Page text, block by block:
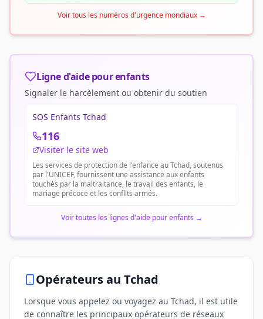
Voir tous les numéros d'urgence mondiaux→
Ligne d'aide pour enfants
Signaler le harcèlement ou obtenir du soutien
SOS Enfants Tchad
116
Visiter le site web
Les services de protection de l'enfance au Tchad, soutenus
par l'UNICEF, fournissent une assistance aux enfants
touchés par la maltraitance, le travail des enfants, le
mariage précoce et les conflits armés.
Voir toutes les lignes d'aide pour enfants →
Opérateursau Tchad
Lorsque vous appelez ou voyagez au Tchad, il est utile
de connaître les principaux opérateurs de réseaux